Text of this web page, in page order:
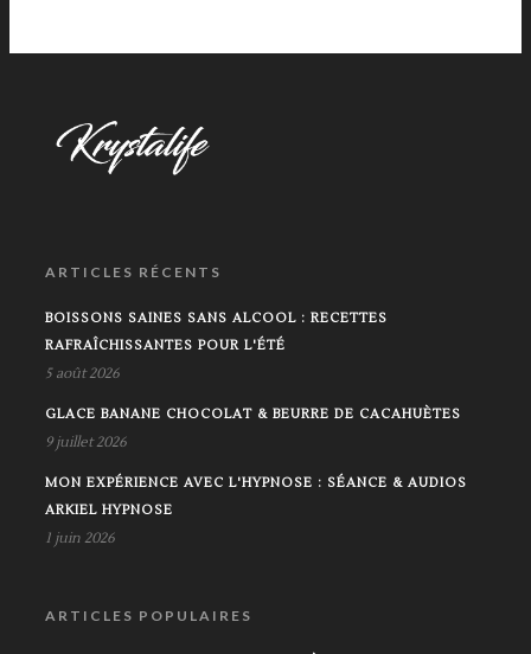
ARTICLES RÉCENTS
BOISSONS SAINES SANS ALCOOL : RECETTES
RAFRAÎCHISSANTES POUR L'ÉTÉ
5 août 2026
GLACE BANANE CHOCOLAT & BEURRE DE CACAHUÈTES
9 juillet 2026
MON EXPÉRIENCE AVEC L'HYPNOSE : SÉANCE & AUDIOS
ARKIEL HYPNOSE
1 juin 2026
ARTICLES POPULAIRES